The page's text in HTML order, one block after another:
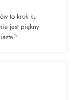
to krok ku
jest piękny